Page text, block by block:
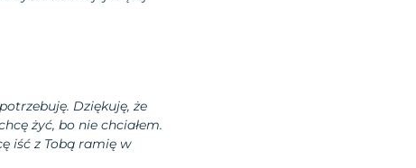
Dziękuję, że
żyć, bo nie chciałem.
iść z Tobą ramię w